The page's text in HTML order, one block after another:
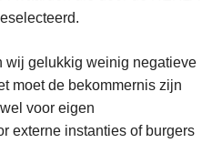
wij gelukkig weinig negatieve
moet de bekommernis zijn
voor eigen
externe instanties of burgers